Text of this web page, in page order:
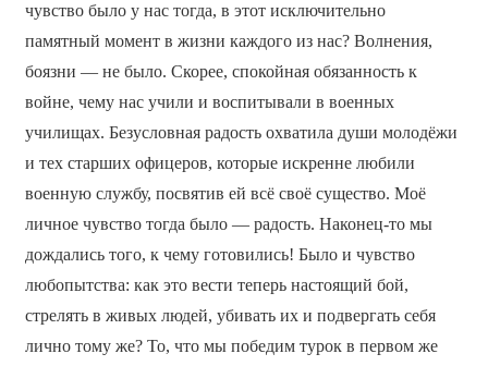
чувство было у нас тогда, в этот исключительно
памятный момент в жизни каждого из нас? Волнения,
боязни — не было. Скорее, спокойная обязанность к
войне, чему нас учили и воспитывали в военных
училищах. Безусловная радость охватила души молодёжи
и тех старших офицеров, которые искренне любили
военную службу, посвятив ей всё своё существо. Моё
личное чувство тогда было — радость. Наконец-то мы
дождались того, к чему готовились! Было и чувство
любопытства: как это вести теперь настоящий бой,
стрелять в живых людей, убивать их и подвергать себя
лично тому же? То, что мы победим турок в первом же